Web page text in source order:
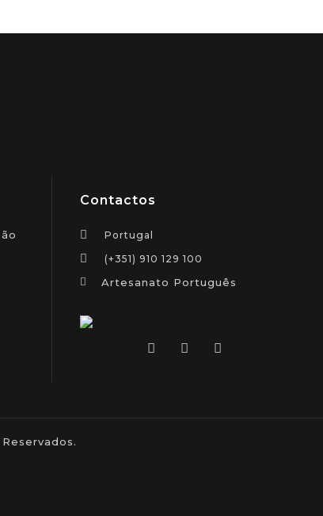
Contactos
Portugal
(+351) 910 129 100
Artesanato Português